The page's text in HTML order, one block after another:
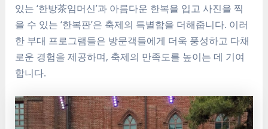
있는 ‘한방茶임머신’과 아름다운 한복을 입고 사진을 찍
을 수 있는 ‘한복판’은 축제의 특별함을 더해줍니다. 이러
한 부대 프로그램들은 방문객들에게 더욱 풍성하고 다채
로운 경험을 제공하며, 축제의 만족도를 높이는 데 기여
합니다.